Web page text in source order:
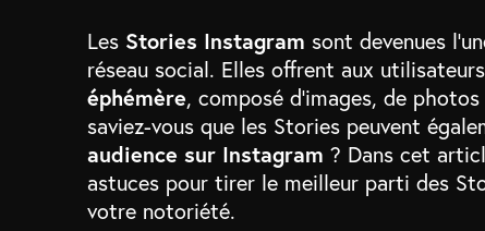
LesStories Instagram sont devenues
réseau social. Elles offrent aux
éphémère, composé d’images, de
saviez-vous que les Stories peuvent
audience sur Instagram ? Dans cet
astuces pour tirer le meilleur parti des
votre notoriété.